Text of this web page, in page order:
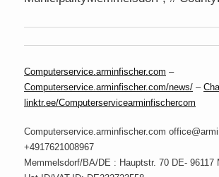
Computerservice.arminfischer.com –
Computerservice.arminfischer.com/news/ –
linktr.ee/Computerservicearminfischercom
Computerservice.arminfischer.com
+4917621008967
Memmelsdorf/BA/DE : Hauptstr. 70 DE- 96117